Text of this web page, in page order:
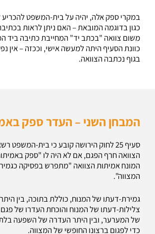
במקרי ספק אלה, יהיה על בית-המשפט להכריע
כגון בדוגמה המובאת – האם ניתן לראות
משום צוואה "בכתב יד" המחייבת כתיבה ביד
כוונת הסעיף היתה למעשה אישי, וככזה – אין
בגוף נכתבה הצוואה.
המבחן השני – העדר ספק
סעיף 25 לחוק הירושה קובע כי בית-המשפט
הצוואה חרף הפגם, אם לא היה לו "ספק
המונח אמיתות הצוואה "מתפרש בפסיקה
המצווה".
גמירת-דעתו של המנוח, כוללת בתוכה, בין
צלילות-דעתו של המנוח והוכחת העדרו של פגם
של המערער, ובין היתר העדרה של השפעה
כדי לפגום ברצונו החופשי של המצווה.